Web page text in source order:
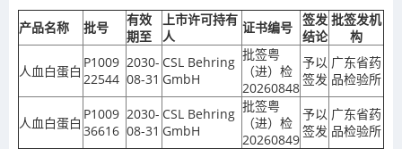
产品名称 批号
有效
期至
上市许可持有
人
证书编号 签发
结论
批签发机
构
人血白蛋白
P1009
22544
2030-
08-31
CSL Behring
GmbH
批签粤
（进）检
20260848
予以
签发
广东省药
品检验所
人血白蛋白
P1009
36616
2030-
08-31
CSL Behring
GmbH
批签粤
（进）检
20260849
予以
签发
广东省药
品检验所